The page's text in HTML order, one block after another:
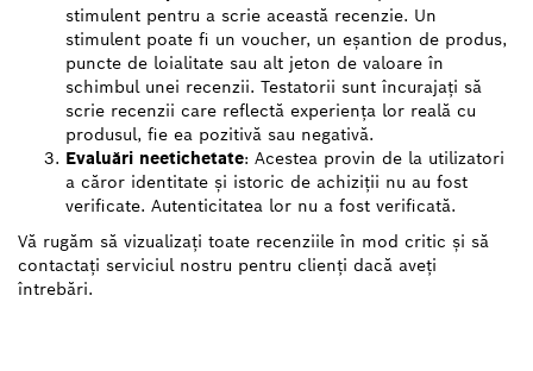
stimulent pentru a scrie această recenzie. Un
stimulent poate fi un voucher, un eșantion de produs,
puncte de loialitate sau alt jeton de valoare în
schimbul unei recenzii. Testatorii sunt încurajați să
scrie recenzii care reflectă experiența lor reală cu
produsul, fie ea pozitivă sau negativă.
Evaluări neetichetate: Acestea provin de la utilizatori
a căror identitate și istoric de achiziții nu au fost
verificate. Autenticitatea lor nu a fost verificată.
Vă rugăm să vizualizați toate recenziile în mod critic și să
contactați serviciul nostru pentru clienți dacă aveți
întrebări.